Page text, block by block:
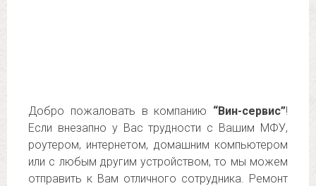
Добро пожаловать в компанию “Вин-сервис”!
Если внезапно у Вас трудности с Вашим МФУ,
роутером, интернетом, домашним компьютером
или с любым другим устройством, то мы можем
отправить к Вам отличного сотрудника. Ремонт